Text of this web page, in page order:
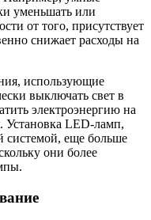
уменьшать или
от того, присутствует
снижает расходы на
использующие
выключать свет в
электроэнергию на
Установка LED-ламп,
системой, еще больше
они более